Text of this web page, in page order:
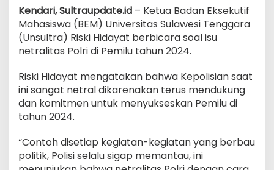
Kendari, Sultraupdate.id – Ketua Badan Eksekutif
Mahasiswa (BEM) Universitas Sulawesi Tenggara
(Unsultra) Riski Hidayat berbicara soal isu
netralitas Polri di Pemilu tahun 2024.
Riski Hidayat mengatakan bahwa Kepolisian saat
ini sangat netral dikarenakan terus mendukung
dan komitmen untuk menyukseskan Pemilu di
tahun 2024.
“Contoh disetiap kegiatan-kegiatan yang berbau
politik, Polisi selalu sigap memantau, ini